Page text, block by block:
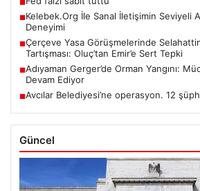
■
■Kelebek.Org İle Sanal İletişimin Seviyeli
Deneyimi
■Çerçeve Yasa Görüşmelerinde
Tartışması: Oluç’tan Emir’e Sert Tepki
■Adıyaman Gerger’de Orman Yangını:
Devam Ediyor
■Avcılar Belediyesi’ne operasyon. 12
Güncel